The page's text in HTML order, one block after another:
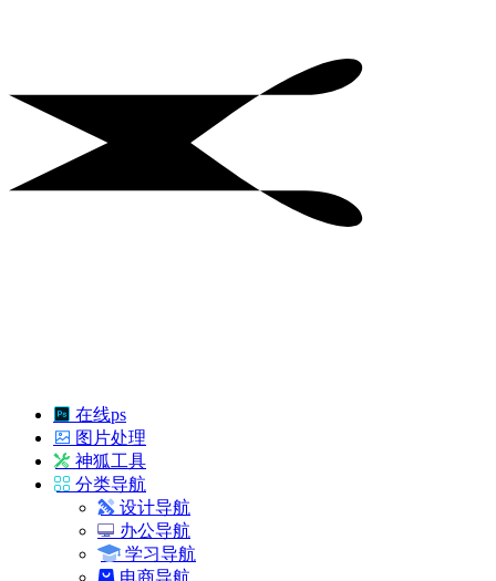
在线ps
图片处理
神狐工具
分类导航
设计导航
办公导航
学习导航
电商导航